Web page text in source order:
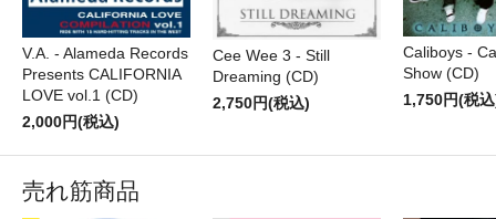
V.A. - Alameda Records
Presents CALIFORNIA
LOVE vol.1 (CD)
2,000円(税込)
Cee Wee 3 - Still
Dreaming (CD)
2,750円(税込)
Caliboys -
Show (CD)
1,750円(税
売れ筋商品